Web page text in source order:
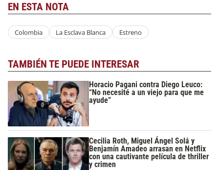
EN ESTA NOTA
Colombia La Esclava Blanca Estreno
TAMBIÉN TE PUEDE INTERESAR
Horacio Pagani contra Diego Leuco:
“No necesité a un viejo para que me
ayude”
Cecilia Roth, Miguel Ángel Solá y
Benjamín Amadeo arrasan en Netflix
con una cautivante película de thriller
y crimen